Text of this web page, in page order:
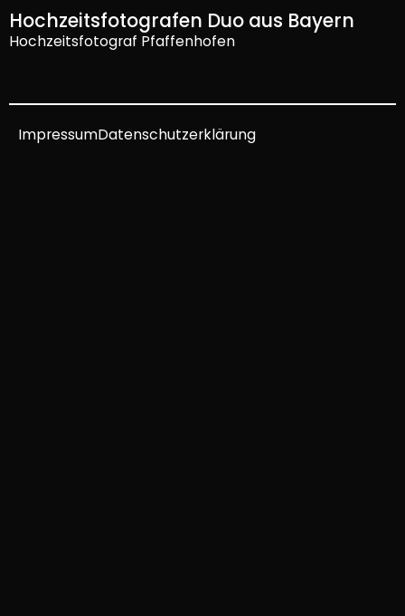
Hochzeitsfotografen Duo aus Bayern
Hochzeitsfotograf Pfaffenhofen
ImpressumDatenschutzerklärung